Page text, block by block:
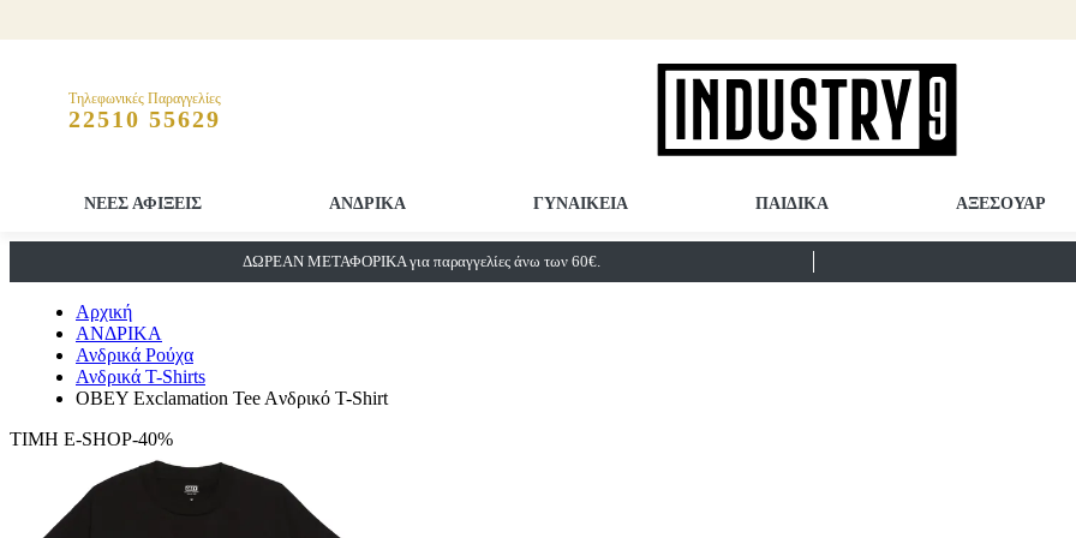
Τηλεφωνικές Παραγγελίες
22510 55629
ΝΕΕΣ ΑΦΙΞΕΙΣ ΑΝΔΡΙΚΑ ΓΥΝΑΙΚΕΙΑ ΠΑΙΔΙΚΑ ΑΞΕΣΟΥΑΡ
ΔΩΡΕΑΝ ΜΕΤΑΦΟΡΙΚΑ για παραγγελίες άνω των 60€.
Αρχική
ΑΝΔΡΙΚΑ
Ανδρικά Ρούχα
Ανδρικά T-Shirts
OBEY Exclamation Tee Aνδρικό T-Shirt
ΤΙΜΗ E-SHOP-40%